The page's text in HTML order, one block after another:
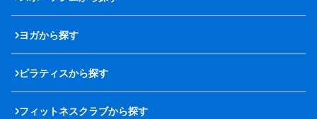
ヨガから探す
ピラティスから探す
フィットネスクラブから探す